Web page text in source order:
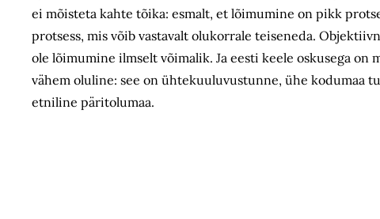
ei mõisteta kahte tõika: esmalt, et lõimumine on pikk
protsess, mis võib vastavalt olukorrale teiseneda.
ole lõimumine ilmselt võimalik. Ja eesti keele oskusega
vähem oluline: see on ühtekuuluvustunne, ühe kodumaa
etniline päritolumaa.